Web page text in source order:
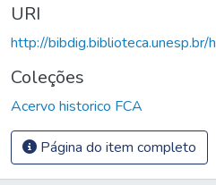
URI
http://
Coleções
Acervo historico FCA
Página do item completo